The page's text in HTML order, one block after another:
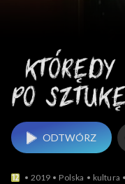
ODTWÓRZ
2019 Polska kultura